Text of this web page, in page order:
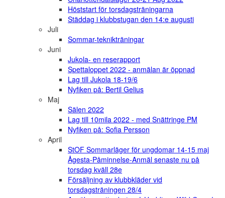
Höststart för torsdagsträningarna
Städdag i klubbstugan den 14:e augusti
Juli
Sommar-teknikträningar
Juni
Jukola- en reserapport
Spettaloppet 2022 - anmälan är öppnad
Lag till Jukola 18-19/6
Nyfiken på: Bertil Gelius
Maj
Sälen 2022
Lag till 10mila 2022 - med Snättringe PM
Nyfiken på: Sofia Persson
April
StOF Sommarläger för ungdomar 14-15 maj
Ågesta-Påminnelse-Anmäl senaste nu på
torsdag kväll 28e
Försäljning av klubbkläder vid
torsdagsträningen 28/4